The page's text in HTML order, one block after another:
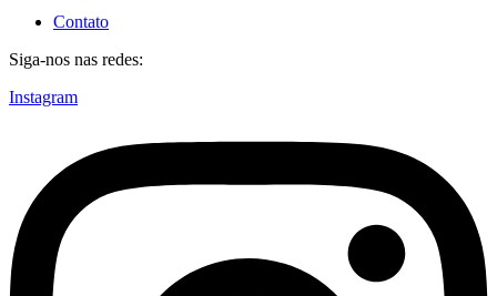
Contato
Siga-nos nas redes:
Instagram